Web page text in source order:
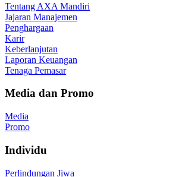
Tentang AXA Mandiri
Jajaran Manajemen
Penghargaan
Karir
Keberlanjutan
Laporan Keuangan
Tenaga Pemasar
Media dan Promo
Media
Promo
Individu
Perlindungan Jiwa